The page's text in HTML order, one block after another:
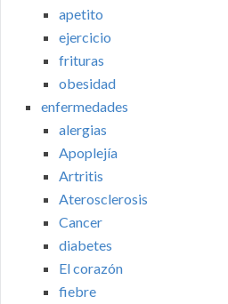
apetito
ejercicio
frituras
obesidad
enfermedades
alergias
Apoplejía
Artritis
Aterosclerosis
Cancer
diabetes
El corazón
fiebre